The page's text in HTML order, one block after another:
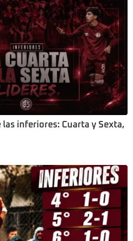
inferiores: Cuarta y Sexta,